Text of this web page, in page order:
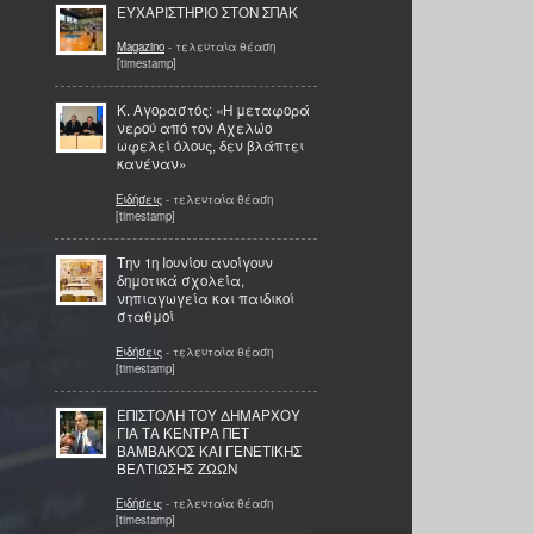
ΕΥΧΑΡΙΣΤΗΡΙΟ ΣΤΟΝ ΣΠΑΚ
Magazino - τελευταία θέαση
[timestamp]
Κ. Αγοραστός: «Η μεταφορά
νερού από τον Αχελώο
ωφελεί όλους, δεν βλάπτει
κανέναν»
Ειδήσεις - τελευταία θέαση
[timestamp]
Την 1η Ιουνίου ανοίγουν
δημοτικά σχολεία,
νηπιαγωγεία και παιδικοί
σταθμοί
Ειδήσεις - τελευταία θέαση
[timestamp]
ΕΠΙΣΤΟΛΗ ΤΟΥ ΔΗΜΑΡΧΟΥ
ΓΙΑ ΤΑ ΚΕΝΤΡΑ ΠΕΤ
ΒΑΜΒΑΚΟΣ ΚΑΙ ΓΕΝΕΤΙΚΗΣ
ΒΕΛΤΙΩΣΗΣ ΖΩΩΝ
Ειδήσεις - τελευταία θέαση
[timestamp]